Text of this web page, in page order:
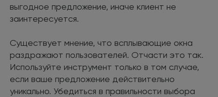
выгодное предложение, иначе клиент не
заинтересуется.
Существует мнение, что всплывающие окна
раздражают пользователей. Отчасти это так.
Используйте инструмент только в том случае,
если ваше предложение действительно
уникально. Убедиться в правильности выбора